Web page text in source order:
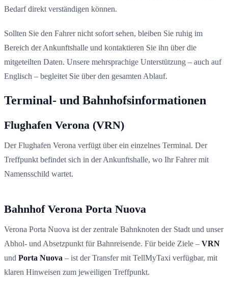
Bedarf direkt verständigen können.
Sollten Sie den Fahrer nicht sofort sehen, bleiben Sie ruhig im
Bereich der Ankunftshalle und kontaktieren Sie ihn über die
mitgeteilten Daten. Unsere mehrsprachige Unterstützung – auch auf
Englisch – begleitet Sie über den gesamten Ablauf.
Terminal- und Bahnhofsinformationen
Flughafen Verona (VRN)
Der Flughafen Verona verfügt über ein einzelnes Terminal. Der
Treffpunkt befindet sich in der Ankunftshalle, wo Ihr Fahrer mit
Namensschild wartet.
Bahnhof Verona Porta Nuova
Verona Porta Nuova ist der zentrale Bahnknoten der Stadt und unser
Abhol- und Absetzpunkt für Bahnreisende. Für beide Ziele – VRN
und Porta Nuova – ist der Transfer mit TellMyTaxi verfügbar, mit
klaren Hinweisen zum jeweiligen Treffpunkt.